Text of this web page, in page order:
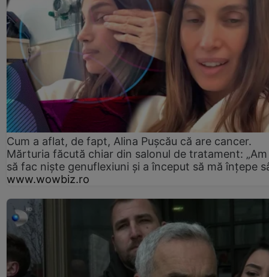
Cum a aflat, de fapt, Alina Pușcău că are cancer.
Mărturia făcută chiar din salonul de tratament:
să fac niște genuflexiuni și a început să mă înțepe
www.wowbiz.ro